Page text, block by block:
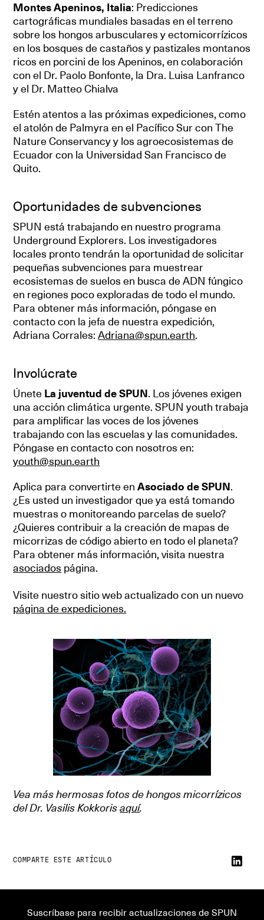
Montes Apeninos, Italia: Predicciones
cartográficas mundiales basadas en el terreno
sobre los hongos arbusculares y ectomicorrízicos
en los bosques de castaños y pastizales montanos
ricos en porcini de los Apeninos, en colaboración
con el Dr. Paolo Bonfonte, la Dra. Luisa Lanfranco
y el Dr. Matteo Chialva
Estén atentos a las próximas expediciones, como
el atolón de Palmyra en el Pacífico Sur con The
Nature Conservancy y los agroecosistemas de
Ecuador con la Universidad San Francisco de
Quito.
Oportunidades de subvenciones
SPUN está trabajando en nuestro programa
Underground Explorers. Los investigadores
locales pronto tendrán la oportunidad de solicitar
pequeñas subvenciones para muestrear
ecosistemas de suelos en busca de ADN fúngico
en regiones poco exploradas de todo el mundo.
Para obtener más información, póngase en
contacto con la jefa de nuestra expedición,
Adriana Corrales:Adriana@spun.earth.
Involúcrate
Únete La juventud de SPUN. Los jóvenes exigen
una acción climática urgente. SPUN youth trabaja
para amplificar las voces de los jóvenes
trabajando con las escuelas y las comunidades.
Póngase en contacto con nosotros en:
youth@spun.earth
Aplica para convertirte enAsociado de SPUN.
¿Es usted un investigador que ya está tomando
muestras o monitoreando parcelas de suelo?
¿Quieres contribuir a la creación de mapas de
micorrizas de código abierto en todo el planeta?
Para obtener más información, visita nuestra
asociados página.
Visite nuestro sitio web actualizado con un nuevo
página de expediciones.
Vea más hermosas fotos de hongos micorrízicos
del Dr. Vasilis Kokkorisaquí.
COMPARTE ESTE ARTÍCULO
Suscríbase para recibir actualizaciones de SPUN